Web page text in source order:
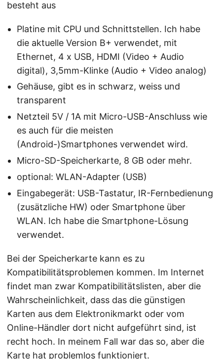
besteht aus
Platine mit CPU und Schnittstellen. Ich habe
die aktuelle Version B+ verwendet, mit
Ethernet, 4 x USB, HDMI (Video + Audio
digital), 3,5mm-Klinke (Audio + Video analog)
Gehäuse, gibt es in schwarz, weiss und
transparent
Netzteil 5V / 1A mit Micro-USB-Anschluss wie
es auch für die meisten
(Android-)Smartphones verwendet wird.
Micro-SD-Speicherkarte, 8 GB oder mehr.
optional: WLAN-Adapter (USB)
Eingabegerät: USB-Tastatur, IR-Fernbedienung
(zusätzliche HW) oder Smartphone über
WLAN. Ich habe die Smartphone-Lösung
verwendet.
Bei der Speicherkarte kann es zu
Kompatibilitätsproblemen kommen. Im Internet
findet man zwar Kompatibilitätslisten, aber die
Wahrscheinlichkeit, dass das die günstigen
Karten aus dem Elektronikmarkt oder vom
Online-Händler dort nicht aufgeführt sind, ist
recht hoch. In meinem Fall war das so, aber die
Karte hat problemlos funktioniert.